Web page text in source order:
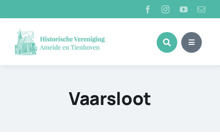
naar
inhoud
Vaarsloot